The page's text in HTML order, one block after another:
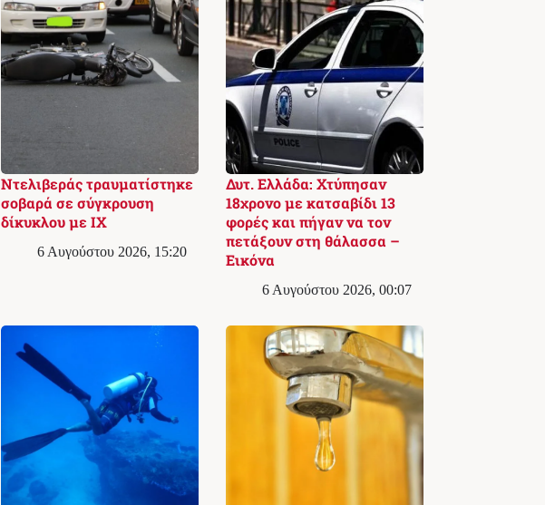
Ντελιβεράς τραυματίστηκε
σοβαρά σε σύγκρουση
δίκυκλου με ΙΧ
6 Αυγούστου 2026, 15:20
Δυτ. Ελλάδα: Χτύπησαν
18χρονο με κατσαβίδι 13
φορές και πήγαν να τον
πετάξουν στη θάλασσα –
Εικόνα
6 Αυγούστου 2026, 00:07